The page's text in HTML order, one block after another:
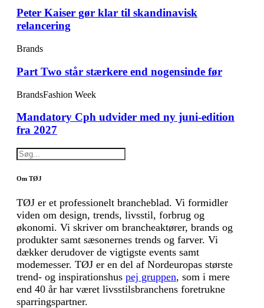
Peter Kaiser gør klar til skandinavisk
relancering
Brands
Part Two står stærkere end nogensinde før
BrandsFashion Week
Mandatory Cph udvider med ny juni-edition
fra 2027
Om TØJ
TØJ er et professionelt brancheblad. Vi formidler
viden om design, trends, livsstil, forbrug og
økonomi. Vi skriver om brancheaktører, brands og
produkter samt sæsonernes trends og farver. Vi
dækker derudover de vigtigste events samt
modemesser. TØJ er en del af Nordeuropas største
trend- og inspirationshus pej gruppen, som i mere
end 40 år har været livsstilsbranchens foretrukne
sparringspartner.